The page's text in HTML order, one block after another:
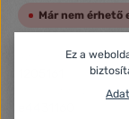
Már nem érhető
Azonosító:Ez a